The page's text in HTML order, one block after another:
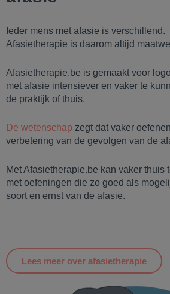
Ieder mens met afasie is verschillend.
Afasietherapie is daarom altijd
Afasietherapie.be is gemaakt voor
met afasie intensiever en vaker te
de praktijk of thuis.
De wetenschap zegt dat vaker
verbetering van de gevolgen van de
Met Afasietherapie.be kan vaker thuis
met oefeningen die zo goed als
soort en ernst van de afasie.
Lees meer over afasietherapie